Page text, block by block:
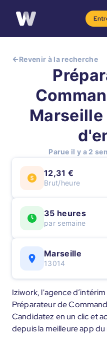
Revenir à la recherche
Parue il y a 2
12,31 €
Brut/heure
35 heures
par semaine
Marseille
13014
Iziwork, l'agence
Préparateur de
Candidatez en un clic et
depuis la meilleure app du